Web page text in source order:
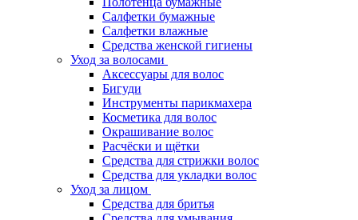
Салфетки бумажные
Салфетки влажные
Средства женской гигиены
Уход за волосами
Аксессуары для волос
Бигуди
Инструменты парикмахера
Косметика для волос
Окрашивание волос
Расчёски и щётки
Средства для стрижки волос
Средства для укладки волос
Уход за лицом
Средства для бритья